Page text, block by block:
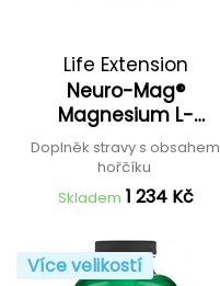
Life Extension
Neuro-Mag®
Magnesium L-
Threonate
Doplněk stravy s obsahem
hořčíku
Skladem 1 234 Kč
Více velikostí